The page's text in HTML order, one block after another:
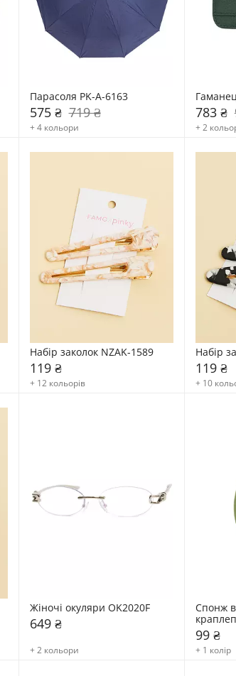
Парасоля PK-A-6163
575 ₴ 719 ₴
+ 4 кольори
783 ₴
+ 2
Набір заколок NZAK-1589
119 ₴
+ 12 кольорів
Набір
119 ₴
+ 10
Жіночі окуляри OK2020F
649 ₴
+ 2 кольори
Спонж в
99 ₴
+ 1 колір